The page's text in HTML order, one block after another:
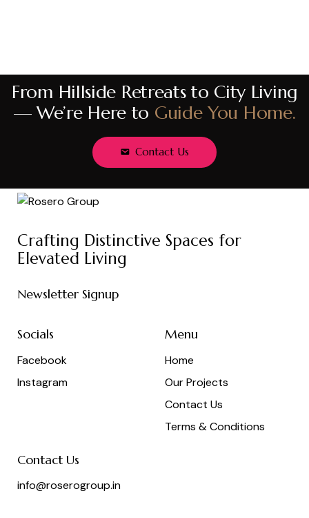
From Hillside Retreats to City Living
— We’re Here to Guide You Home.
Contact Us
Crafting Distinctive Spaces for
Elevated Living
Newsletter Signup
Socials
Facebook
Instagram
Menu
Home
Our Projects
Contact Us
Terms & Conditions
Contact Us
info@roserogroup.in